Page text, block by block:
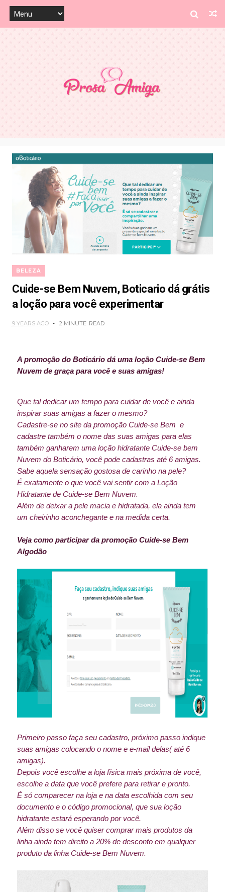
BELEZA
Cuide-se Bem Nuvem, Boticario dá grátis
a loção para você experimentar
9 YEARS AGO 2 MINUTE READ
A promoção do Boticário dá uma loção Cuide-se Bem
Nuvem de graça para você e suas amigas!
Que tal dedicar um tempo para cuidar de você e ainda
inspirar suas amigas a fazer o mesmo?
Cadastre-se no site da promoção Cuide-se Bem e
cadastre também o nome das suas amigas para elas
também ganharem uma loção hidratante Cuide-se bem
Nuvem do Boticário, você pode cadastras até 6 amigas.
Sabe aquela sensação gostosa de carinho na pele?
É exatamente o que você vai sentir com a Loção
Hidratante de Cuide-se Bem Nuvem.
Além de deixar a pele macia e hidratada, ela ainda tem
um cheirinho aconchegante e na medida certa.
Veja como participar da promoção Cuide-se Bem
Algodão
Primeiro passo faça seu cadastro, próximo passo indique
suas amigas colocando o nome e e-mail delas( até 6
amigas).
Depois você escolhe a loja física mais próxima de você,
escolhe a data que você prefere para retirar e pronto.
É só comparecer na loja e na data escolhida com seu
documento e o código promocional, que sua loção
hidratante estará esperando por você.
Além disso se você quiser comprar mais produtos da
linha ainda tem direito a 20% de desconto em qualquer
produto da linha Cuide-se Bem Nuvem.